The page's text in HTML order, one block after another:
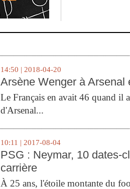
14:50 | 2018-04-20
Arsène Wenger à Arsenal
Le Français en avait 46 quand il
d'Arsenal...
10:11 | 2017-08-04
PSG : Neymar, 10 dates-
carrière
À 25 ans, l'étoile montante du